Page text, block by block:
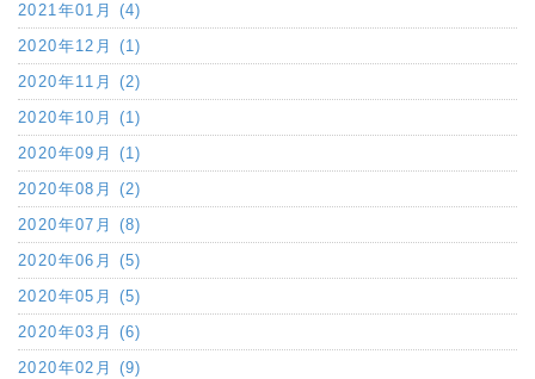
2021年01月 (4)
2020年12月 (1)
2020年11月 (2)
2020年10月 (1)
2020年09月 (1)
2020年08月 (2)
2020年07月 (8)
2020年06月 (5)
2020年05月 (5)
2020年03月 (6)
2020年02月 (9)